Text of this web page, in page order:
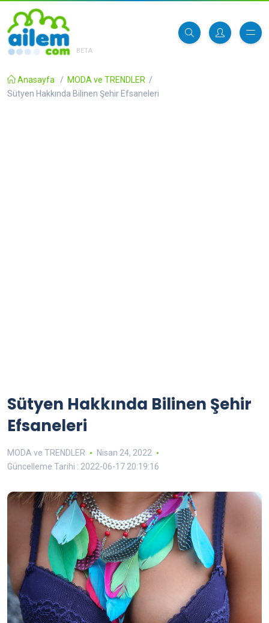
BETA
Anasayfa / MODA ve TRENDLER /
Sütyen Hakkında Bilinen Şehir Efsaneleri
Sütyen Hakkında Bilinen Şehir
Efsaneleri
MODA ve TRENDLER
Nisan 24, 2022
Güncelleme Tarihi : 2022-06-17 20:19:16